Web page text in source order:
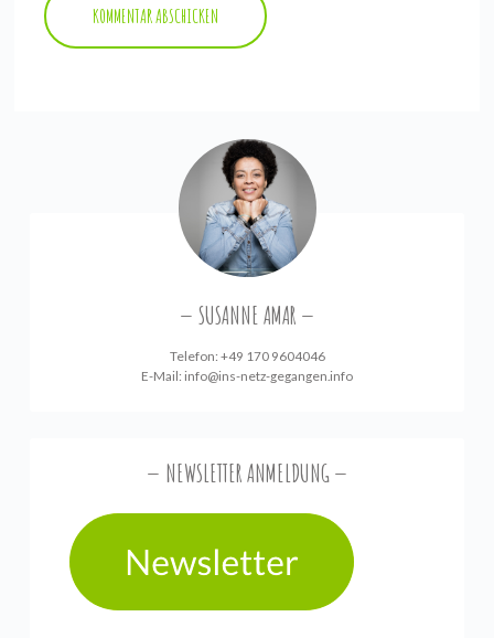
SUSANNE AMAR
Telefon: +49 170 9604046
E-Mail: info@ins-netz-gegangen.info
NEWSLETTER ANMELDUNG